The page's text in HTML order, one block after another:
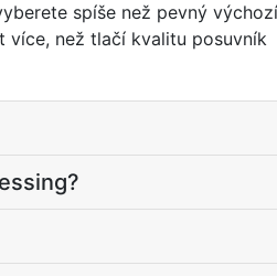
spíše než pevný
více, než tlačí kvalitu posuvník